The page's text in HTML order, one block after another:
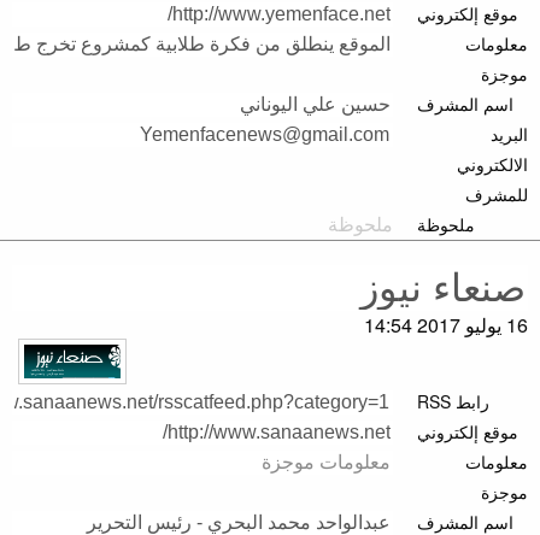
موقع إلكتروني
معلومات
موجزة
اسم المشرف
البريد
الالكتروني
للمشرف
ملحوظة
16 يوليو 2017 14:54
رابط RSS
موقع إلكتروني
معلومات
موجزة
اسم المشرف